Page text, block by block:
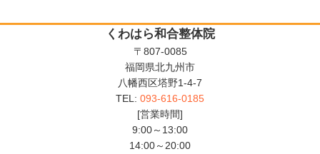
くわはら和合整体院
〒807-0085
福岡県北九州市
八幡西区塔野1-4-7
TEL: 093-616-0185
[営業時間]
9:00～13:00
14:00～20:00